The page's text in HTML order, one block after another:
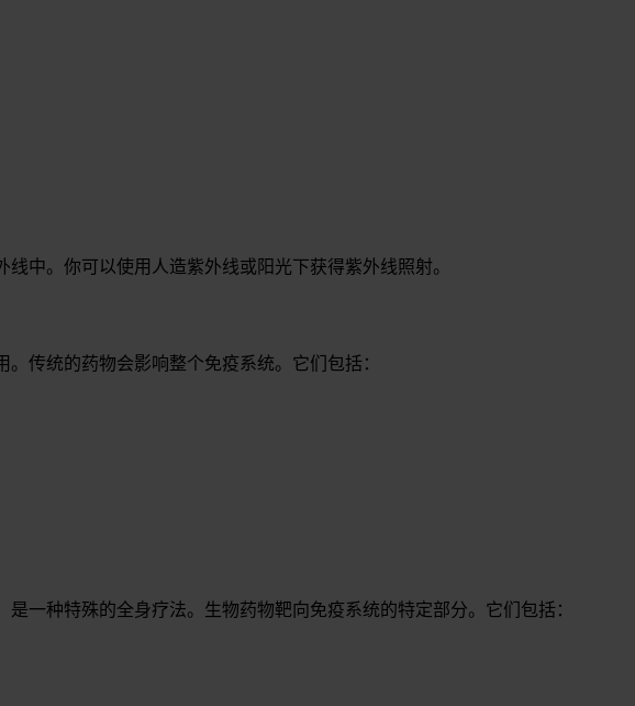
中。你可以使用人造紫外线或阳光下获得紫外线照射。
传统的药物会影响整个免疫系统。它们包括：
一种特殊的全身疗法。生物药物靶向免疫系统的特定部分。它们包括：